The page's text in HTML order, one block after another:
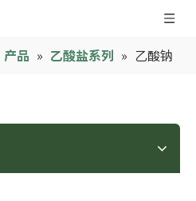
产品 » 乙酸盐系列 » 乙酸钠